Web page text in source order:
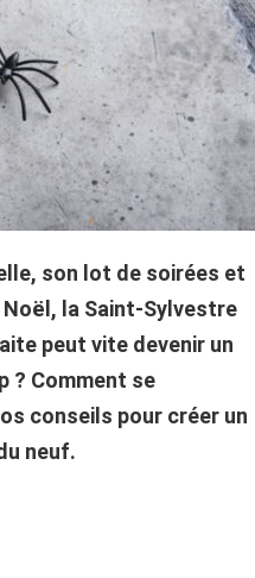
son lot de soirées et
la Saint-Sylvestre
peut vite devenir un
? Comment se
conseils pour créer un
neuf.